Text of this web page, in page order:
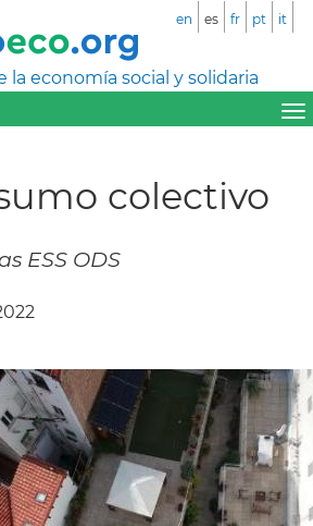
la economía social y solidaria
en es fr pt it
colectivo
ESS ODS